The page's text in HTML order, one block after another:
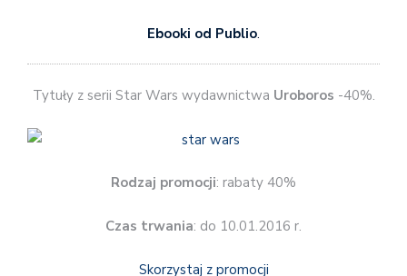
Ebooki od Publio.
Tytuły z serii Star Wars wydawnictwa Uroboros -40%.
Rodzaj promocji: rabaty 40%
Czas trwania: do 10.01.2016 r.
Skorzystaj z promocji